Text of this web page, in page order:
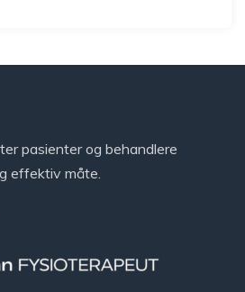
pasienter og behandlere
effektiv måte.